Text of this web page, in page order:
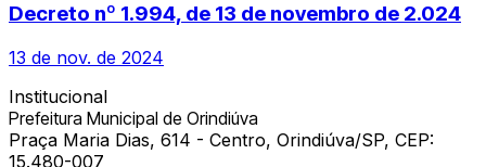
Decreto nº 1.994, de 13 de novembro de 2.024
13 de nov. de 2024
Institucional
Prefeitura Municipal de Orindiúva
Praça Maria Dias, 614 - Centro, Orindiúva/SP, CEP:
15.480-007